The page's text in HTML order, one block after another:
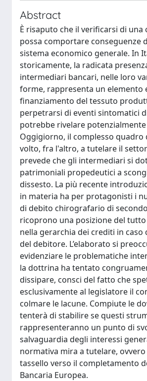
Abstract
È risaputo che il verificarsi di una
possa comportare conseguenze
sistema economico generale. In
storicamente, la radicata
intermediari bancari, nelle loro
forme, rappresenta un elemento
finanziamento del tessuto
perpetrarsi di eventi sintomatici
potrebbe rivelare
Oggigiorno, il complesso quadro
volto, fra l'altro, a tutelare il
prevede che gli intermediari si
patrimoniali propedeutici a
dissesto. La più recente
in materia ha per protagonisti i
di debito chirografario di
ricoprono una posizione del
nella gerarchia dei crediti in caso
del debitore. L’elaborato si
evidenziare le problematiche
la dottrina ha tentato
dissipare, consci del fatto che
esclusivamente al legislatore il
colmare le lacune. Compiute le
tenterà di stabilire se questi
rappresenteranno un punto di
salvaguardia degli interessi
normativa mira a tutelare,
tassello verso il completamento
Bancaria Europea.